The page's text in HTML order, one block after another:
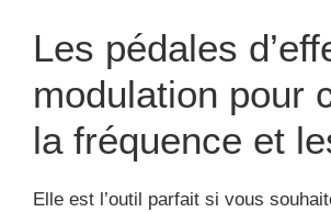
Les pédales
modulation pour
la fréquence et
Elle est l’outil parfait si vous